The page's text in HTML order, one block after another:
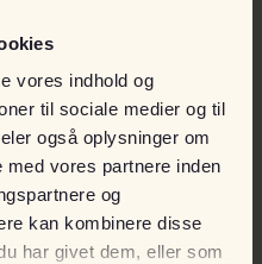
vores indhold og
til sociale medier og til
også oplysninger om
vores partnere inden
og
kan kombinere disse
har givet dem, eller som